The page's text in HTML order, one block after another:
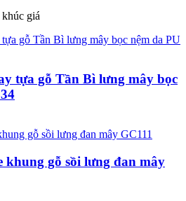
giá
tựa gỗ Tần Bì lưng mây bọc
khung gỗ sồi lưng đan mây